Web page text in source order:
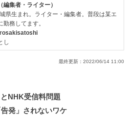
編集者・ライター）
県生まれ。ライター・編集者。普段は某エ
勤務してます。
し
最終更新： 2022/06/14 11:00
NHK受信料問題
発」されないワケ